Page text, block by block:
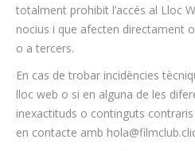
totalment prohibit l’accés al Lloc
nocius i que afecten directament
o a tercers.
En cas de trobar incidències
lloc web o si en alguna de les
inexactituds o continguts
en contacte amb